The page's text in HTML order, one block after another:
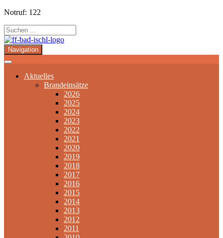
Notruf: 122
Navigation
Aktuelles
Brandeinsätze
2026
2025
2024
2023
2022
2021
2020
2019
2018
2017
2016
2015
2014
2013
2012
2011